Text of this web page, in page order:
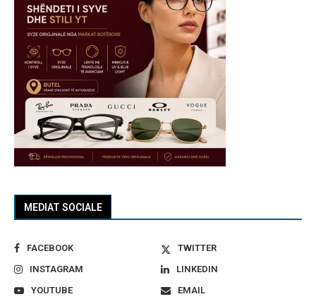
MEDIAT SOCIALE
FACEBOOK
TWITTER
INSTAGRAM
LINKEDIN
YOUTUBE
EMAIL